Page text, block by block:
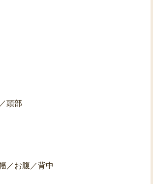
頭部
／お腹／背中